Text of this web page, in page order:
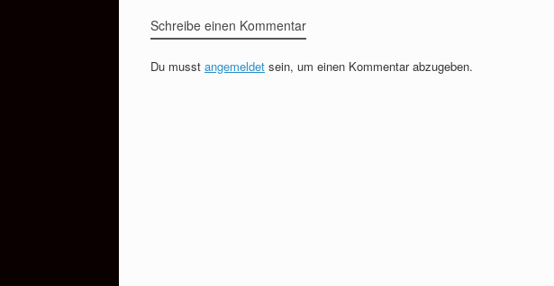
Schreibe einen Kommentar
Du musst angemeldet sein, um einen Kommentar abzugeben.